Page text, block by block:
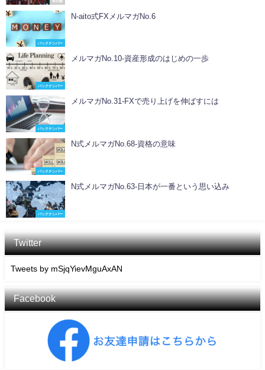
バックナンバー
N-aito式FXメルマガNo.6
バックナンバー
メルマガNo.10-資産形成のはじめの一歩
バックナンバー
メルマガNo.31-FXで売り上げを伸ばすには
バックナンバー
N式メルマガNo.68-資格の意味
バックナンバー
N式メルマガNo.63-日本が一番という思い込み
Twitter
Tweets by mSjqYievMguAxAN
Facebook